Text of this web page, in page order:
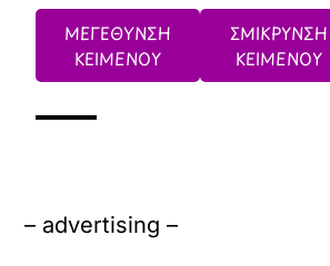
ΜΕΓΕΘΥΝΣΗ
ΚΕΙΜΕΝΟΥ
ΣΜΙΚΡΥΝΣΗ
ΚΕΙΜΕΝΟΥ
– advertising –